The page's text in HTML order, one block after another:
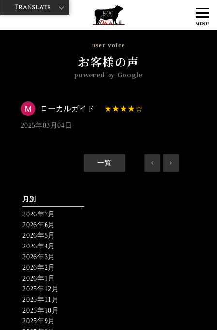
MENU
神戸牛ダイヤ > 神戸牛ダイア 浅草楽天地店
ロー
カルガイド 2025/03/04 No_review
user voice
お客様の声
powered by Google
ローカルガイド
2025年03月04日
一覧 < >
月別
2026年7月
2026年6月
2026年5月
2026年4月
2026年3月
2026年2月
2026年1月
2025年12月
2025年11月
2025年10月
2025年9月
Translate